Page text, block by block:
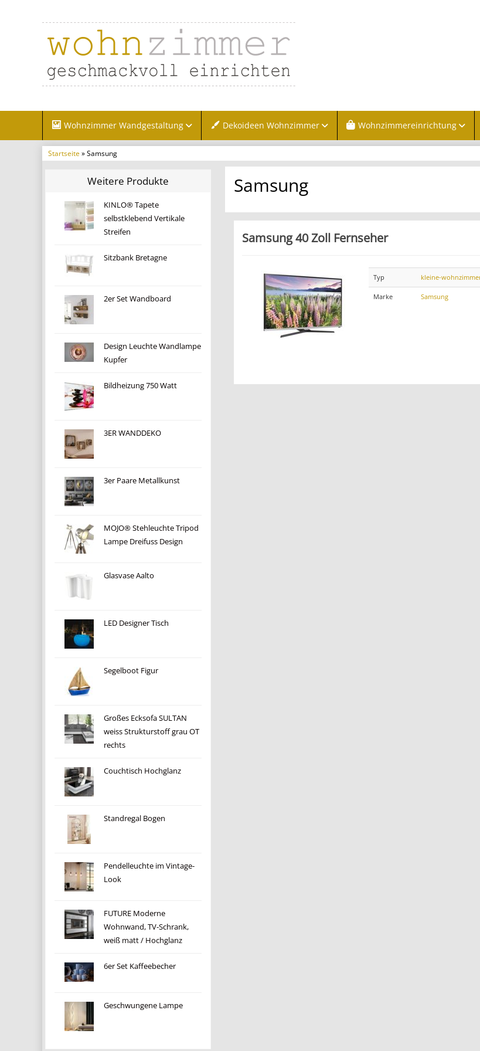
Wohnzimmer Wandgestaltung Dekoideen Wohnzimmer Wohnzimmereinrichtung
Startseite» Samsung
Weitere Produkte
KINLO® Tapete
selbstklebend Vertikale
Streifen
Sitzbank Bretagne
2er Set Wandboard
Design Leuchte Wandlampe
Kupfer
Bildheizung 750 Watt
3ER WANDDEKO
3er Paare Metallkunst
MOJO® Stehleuchte Tripod
Lampe Dreifuss Design
Glasvase Aalto
LED Designer Tisch
Segelboot Figur
Großes Ecksofa SULTAN
weiss Strukturstoff grau OT
rechts
Couchtisch Hochglanz
Standregal Bogen
Pendelleuchte im Vintage-
Look
FUTURE Moderne
Wohnwand, TV-Schrank,
weiß matt / Hochglanz
6er Set Kaffeebecher
Geschwungene Lampe
Samsung
Samsung 40 Zoll Fernseher
Typ kleine-
Marke Samsung